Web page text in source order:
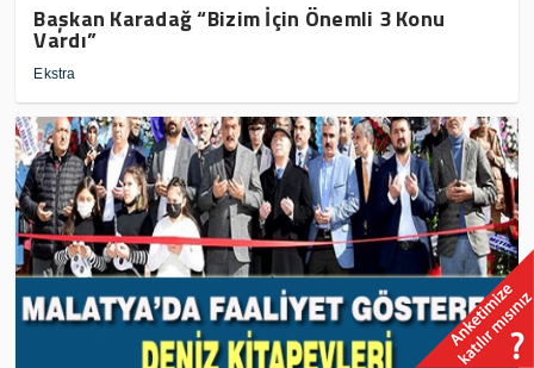
Başkan Karadağ “Bizim İçin Önemli 3 Konu
Vardı”
Ekstra